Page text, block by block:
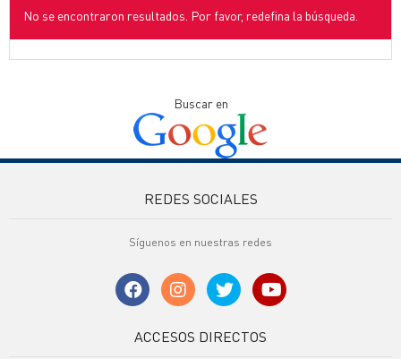
No se encontraron resultados. Por favor, redefina la búsqueda.
Buscar en
REDES SOCIALES
Síguenos en nuestras redes
ACCESOS DIRECTOS